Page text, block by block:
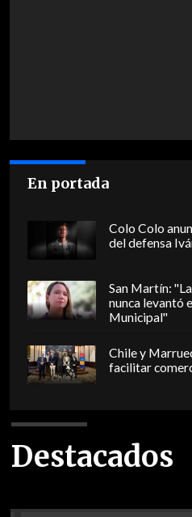
En portada
Colo Colo
del defensa
San Martín:
nunca levantó
Municipal"
Chile y
facilitar
Destacados